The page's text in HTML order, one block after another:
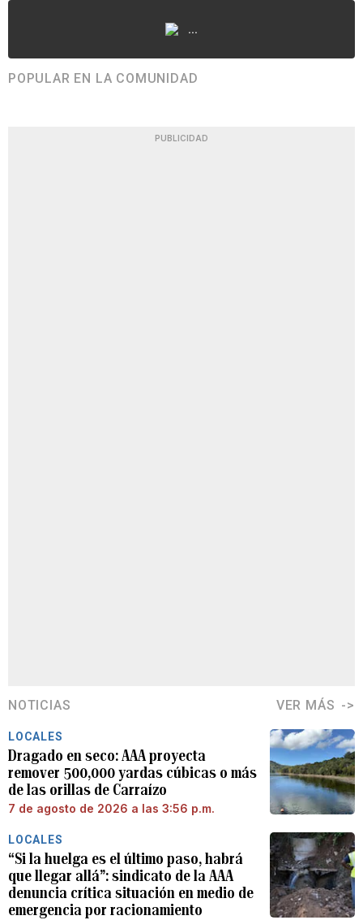
...
POPULAR EN LA COMUNIDAD
PUBLICIDAD
NOTICIAS VER MÁS
LOCALES
Dragado en seco: AAA proyecta
remover 500,000 yardas cúbicas o más
de las orillas de Carraízo
7 de agosto de 2026 a las 3:56 p.m.
LOCALES
“Si la huelga es el último paso, habrá
que llegar allá”: sindicato de la AAA
denuncia crítica situación en medio de
emergencia por racionamiento